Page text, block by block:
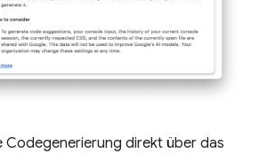
Codegenerierung direkt über das